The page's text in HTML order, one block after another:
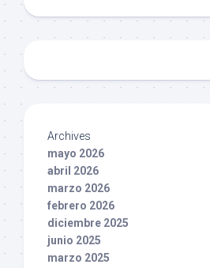
Archives
mayo 2026
abril 2026
marzo 2026
febrero 2026
diciembre 2025
junio 2025
marzo 2025